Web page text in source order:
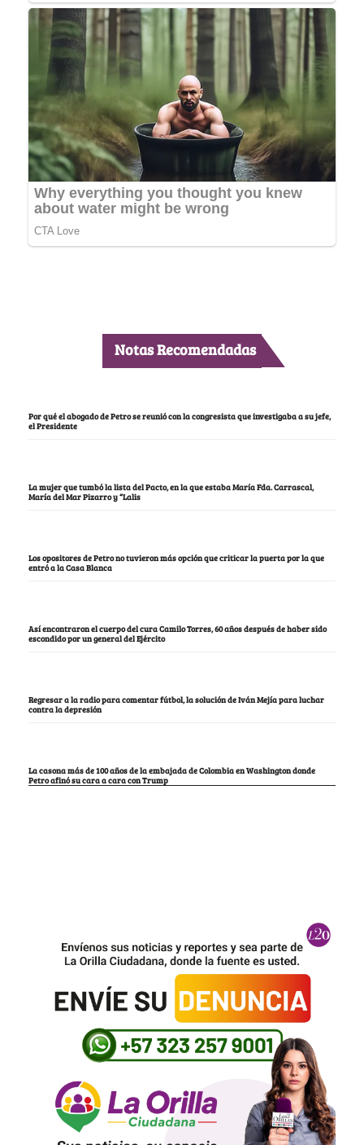
Notas Recomendadas
Por qué el abogado de Petro se reunió con la congresista que investigaba a su jefe,
el Presidente
La mujer que tumbó la lista del Pacto, en la que estaba María Fda. Carrascal,
María del Mar Pizarro y “Lalis
Los opositores de Petro no tuvieron más opción que criticar la puerta por la que
entró a la Casa Blanca
Así encontraron el cuerpo del cura Camilo Torres, 60 años después de haber sido
escondido por un general del Ejército
Regresar a la radio para comentar fútbol, la solución de Iván Mejía para luchar
contra la depresión
La casona más de 100 años de la embajada de Colombia en Washington donde
Petro afinó su cara a cara con Trump